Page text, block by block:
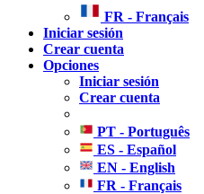
FR - Français
Iniciar sesión
Crear cuenta
Opciones
Iniciar sesión
Crear cuenta
PT - Português
ES - Español
EN - English
FR - Français